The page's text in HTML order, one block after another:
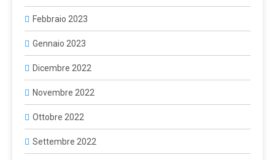
Febbraio 2023
Gennaio 2023
Dicembre 2022
Novembre 2022
Ottobre 2022
Settembre 2022